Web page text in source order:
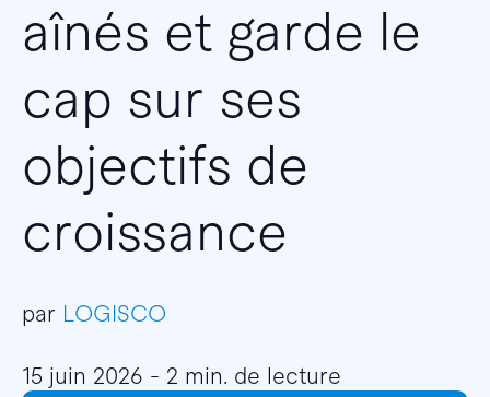
aînés et garde le
cap sur ses
objectifs de
croissance
par LOGISCO
15 juin 2026 - 2 min. de lecture